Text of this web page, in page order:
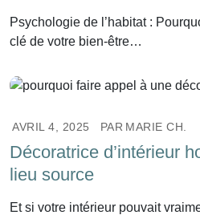
Psychologie de l’habitat :
clé de votre bien-être…
AVRIL 4, 2025 PAR MARIE CH.
Décoratrice d’intérieur
lieu source
Et si votre intérieur pouvait